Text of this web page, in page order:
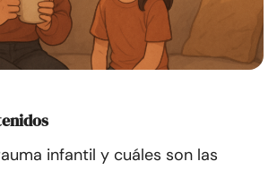
infantil y cuáles son las